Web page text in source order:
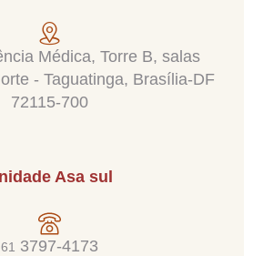
Médica, Torre B, salas
- Taguatinga, Brasília-DF
72115-700
Asa sul
61 3797-4173